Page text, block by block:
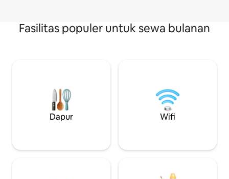
Fasilitas populer untuk sewa bulanan
Dapur Wifi